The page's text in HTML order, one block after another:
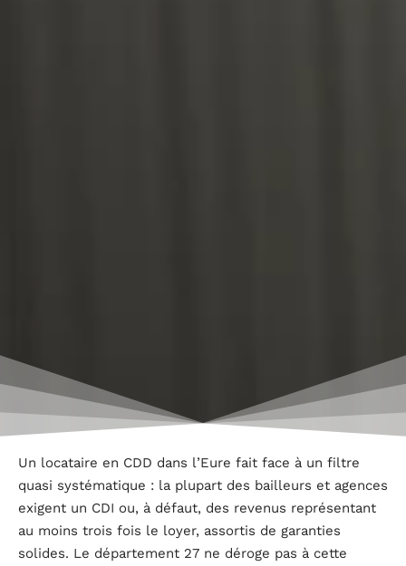
Un locataire en CDD dans l’Eure fait face à un filtre
quasi systématique : la plupart des bailleurs et agences
exigent un CDI ou, à défaut, des revenus représentant
au moins trois fois le loyer, assortis de garanties
solides. Le département 27 ne déroge pas à cette